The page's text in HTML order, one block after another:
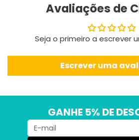
Avaliações de
Seja o primeiro a escrever
Escrever uma
GANHE 5% DE